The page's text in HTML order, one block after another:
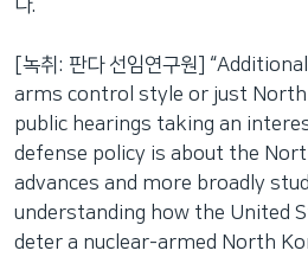
다.
[녹취: 판다 선임연구원]
arms control style or just North
public hearings taking an
defense policy is about the
advances and more broadly
understanding how the United
deter a nuclear-armed North